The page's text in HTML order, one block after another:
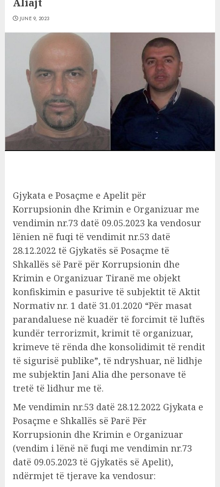
Aliajt
JUNE 9, 2023
Gjykata e Posaçme e Apelit për
Korrupsionin dhe Krimin e Organizuar me
vendimin nr.73 datë 09.05.2023 ka vendosur
lënien në fuqi të vendimit nr.53 datë
28.12.2022 të Gjykatës së Posaçme të
Shkallës së Parë për Korrupsionin dhe
Krimin e Organizuar Tiranë me objekt
konfiskimin e pasurive të subjektit të Aktit
Normativ nr. 1 datë 31.01.2020 “Për masat
parandaluese në kuadër të forcimit të luftës
kundër terrorizmit, krimit të organizuar,
krimeve të rënda dhe konsolidimit të rendit
të sigurisë publike”, të ndryshuar, në lidhje
me subjektin Jani Alia dhe personave të
tretë të lidhur me të.
Me vendimin nr.53 datë 28.12.2022 Gjykata e
Posaçme e Shkallës së Parë Për
Korrupsionin dhe Krimin e Organizuar
(vendim i lënë në fuqi me vendimin nr.73
datë 09.05.2023 të Gjykatës së Apelit),
ndërmjet të tjerave ka vendosur: